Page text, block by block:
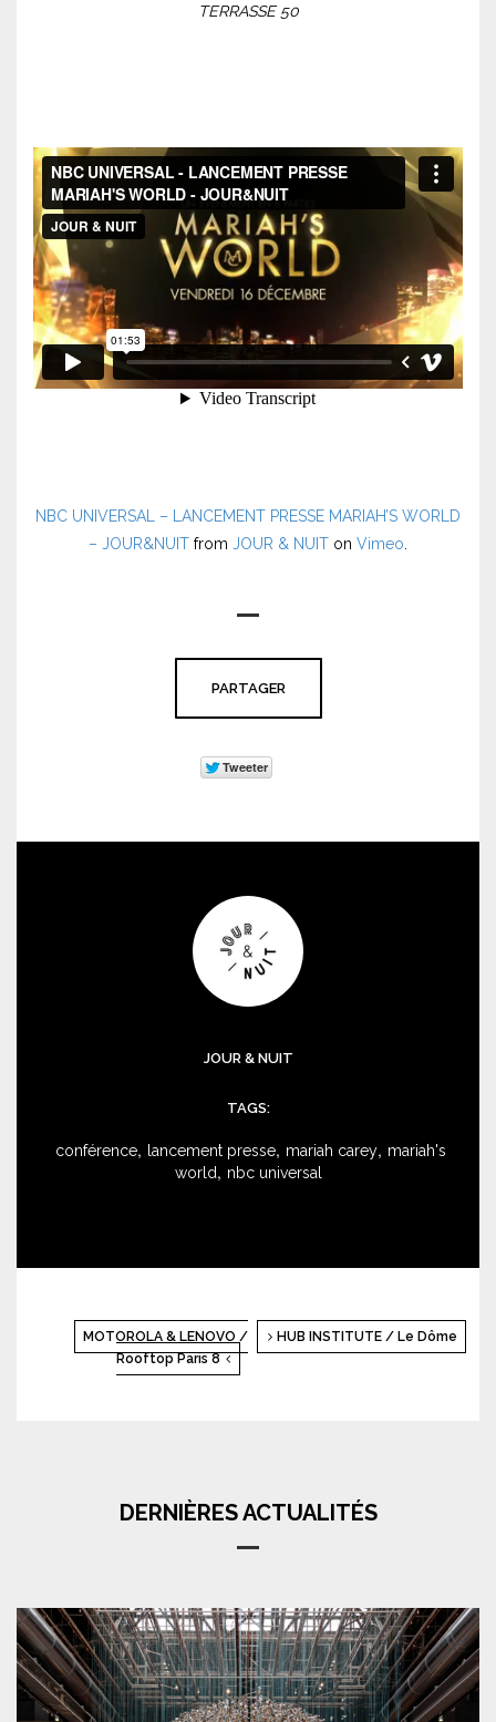
TERRASSE 50
NBC UNIVERSAL – LANCEMENT PRESSE MARIAH’S WORLD
– JOUR&NUIT from JOUR & NUIT on Vimeo
PARTAGER
JOUR & NUIT
TAGS:
conférence, lancement presse, mariah carey, mariah's
world, nbc universal
MOTOROLA & LENOVO /
Rooftop Paris 8
HUB INSTITUTE / Le Dôme
DERNIÈRES ACTUALITÉS